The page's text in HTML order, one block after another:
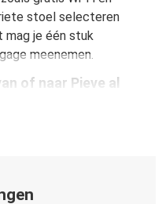
stoel selecteren
mag je één stuk
meenemen.
of naar Pieve al
betalen met